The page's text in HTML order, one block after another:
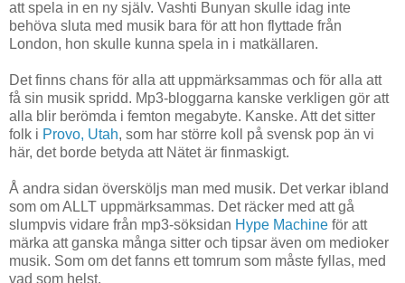
att spela in en ny själv. Vashti Bunyan skulle idag inte
behöva sluta med musik bara för att hon flyttade från
London, hon skulle kunna spela in i matkällaren.
Det finns chans för alla att uppmärksammas och för alla att
få sin musik spridd. Mp3-bloggarna kanske verkligen gör att
alla blir berömda i femton megabyte. Kanske. Att det sitter
folk i Provo, Utah, som har större koll på svensk pop än vi
här, det borde betyda att Nätet är finmaskigt.
Å andra sidan översköljs man med musik. Det verkar ibland
som om ALLT uppmärksammas. Det räcker med att gå
slumpvis vidare från mp3-söksidan Hype Machine för att
märka att ganska många sitter och tipsar även om medioker
musik. Som om det fanns ett tomrum som måste fyllas, med
vad som helst.